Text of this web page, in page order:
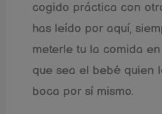
cogido práctica con
has leído por aquí,
meterle tu la comida
que sea el bebé quien
boca por sí mismo.